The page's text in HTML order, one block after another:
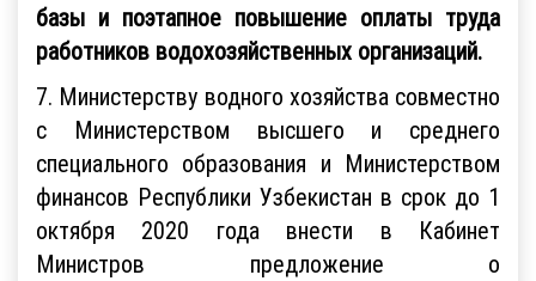
базы и поэтапное повышение оплаты труда
работников водохозяйственных организаций.
7. Министерству водного хозяйства совместно
с Министерством высшего и среднего
специального образования и Министерством
финансов Республики Узбекистан в срок до 1
октября 2020 года внести в Кабинет
Министров предложение о